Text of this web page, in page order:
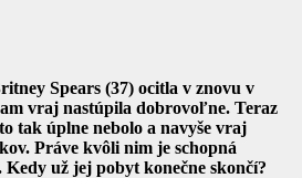
Spears (37) ocitla v znovu v
vraj nastúpila dobrovoľne. Teraz
tak úplne nebolo a navyše vraj
Práve kvôli nim je schopná
už jej pobyt konečne skončí?